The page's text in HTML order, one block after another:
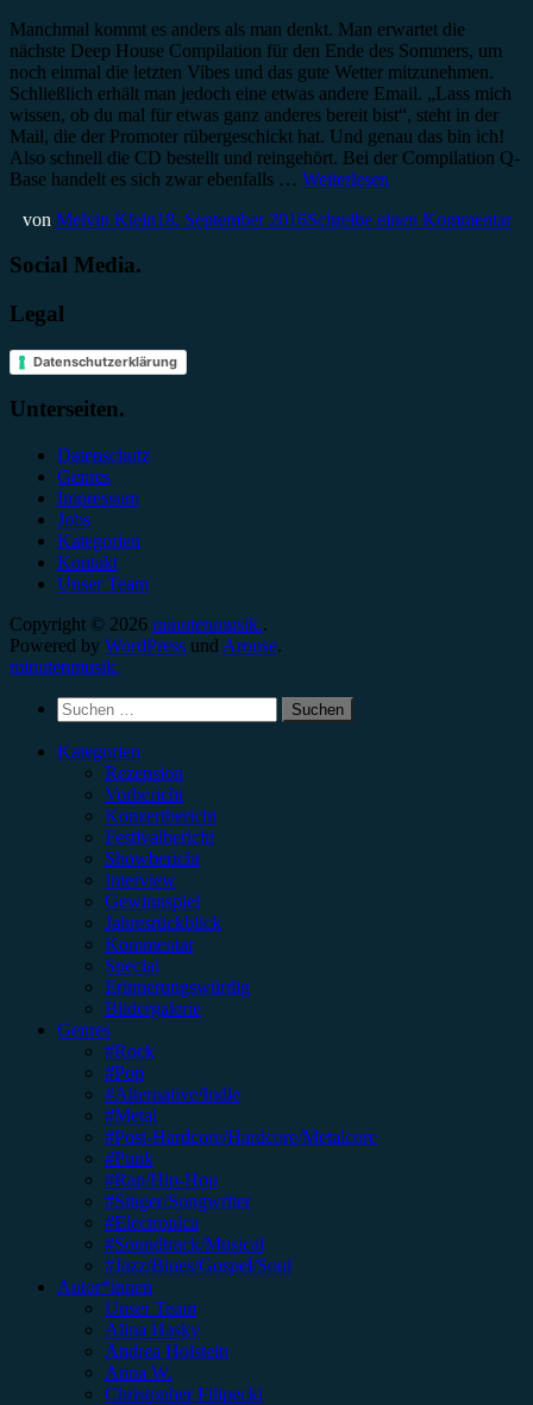
Manchmal kommt es anders als man denkt. Man erwartet die
nächste Deep House Compilation für den Ende des Sommers, um
noch einmal die letzten Vibes und das gute Wetter mitzunehmen.
Schließlich erhält man jedoch eine etwas andere Email. „Lass mich
wissen, ob du mal für etwas ganz anderes bereit bist“, steht in der
Mail, die der Promoter rübergeschickt hat. Und genau das bin ich!
Also schnell die CD bestellt und reingehört. Bei der Compilation Q-
Base handelt es sich zwar ebenfalls … Weiterlesen
von Melvin Klein18. September 2016Schreibe einen Kommentar
Social Media.
Legal
Datenschutzerklärung
Unterseiten.
Datenschutz
Genres
Impressum
Jobs
Kategorien
Kontakt
Unser Team
Copyright © 2026 minutenmusik..
Powered by WordPress und Arouse.
minutenmusik.
Suchen
nach:
Kategorien
Rezension
Vorbericht
Konzertbericht
Festivalbericht
Showbericht
Interview
Gewinnspiel
Jahresrückblick
Kommentar
Special
Erinnerungswürdig
Bildergalerie
Genres
#Rock
#Pop
#Alternative/Indie
#Metal
#Post-Hardcore/Hardcore/Metalcore
#Punk
#Rap/Hip-Hop
#Singer/Songwriter
#Electronica
#Soundtrack/Musical
#Jazz/Blues/Gospel/Soul
Autor*innen
Unser Team
Alina Hasky
Andrea Holstein
Anna W.
Christopher Filipecki